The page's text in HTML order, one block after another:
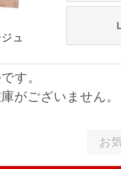
ュ
す。
がございません。
お